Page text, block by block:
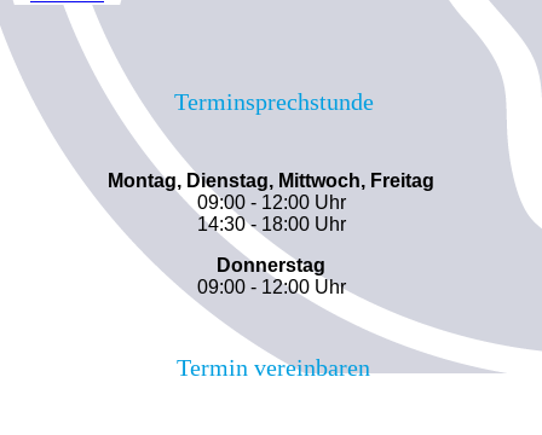
Terminsprechstunde
Montag, Dienstag, Mittwoch, Freitag
09:00 - 12:00 Uhr
14:30 - 18:00 Uhr
Donnerstag
09:00 - 12:00 Uhr
Termin vereinbaren